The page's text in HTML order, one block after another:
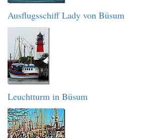
Ausflugsschiff Lady von Büsum
Leuchtturm in Büsum